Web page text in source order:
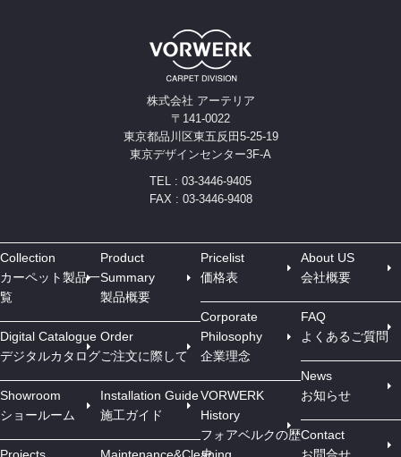
株式会社 アーテリア
〒141-0022
東京都品川区東五反田5-25-19
東京デザインセンター3F-A
TEL : 03-3446-9405
FAX : 03-3446-9408
Collection
カーペット製品一
覧
Digital Catalogue
デジタルカタログ
Showroom
ショールーム
Product
Summary
製品概要
Order
ご注文に際して
Installation Guide
施工ガイド
Pricelist
価格表
Corporate
Philosophy
企業理念
VORWERK
History
フォアベルクの歴
About US
会社概要
FAQ
よくあるご質問
News
お知らせ
Contact